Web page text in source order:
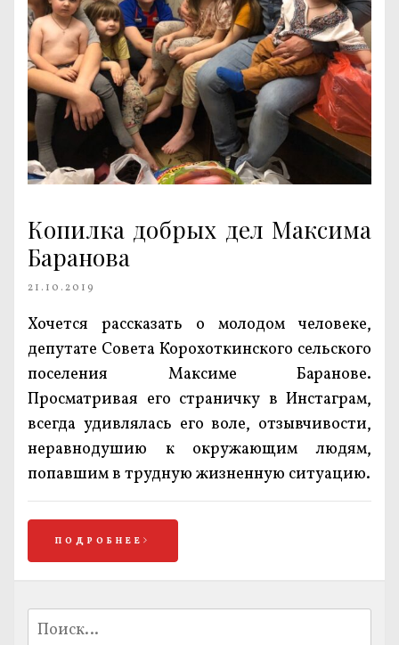
Копилка добрых дел Максима
Баранова
21.10.2019
Хочется рассказать о молодом человеке,
депутате Совета Корохоткинского сельского
поселения Максиме Баранове.
Просматривая его страничку в Инстаграм,
всегда удивлялась его воле, отзывчивости,
неравнодушию к окружающим людям,
попавшим в трудную жизненную ситуацию.
ПОДРОБНЕЕ
Найти: